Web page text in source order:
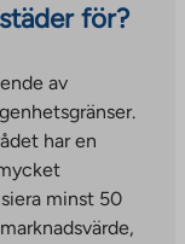
för?
av
har en
minst 50